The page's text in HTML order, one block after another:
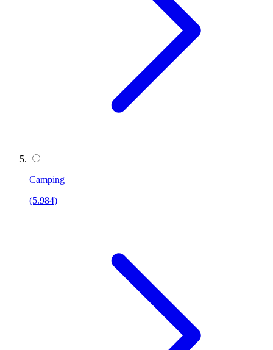
Camping
(5.984)